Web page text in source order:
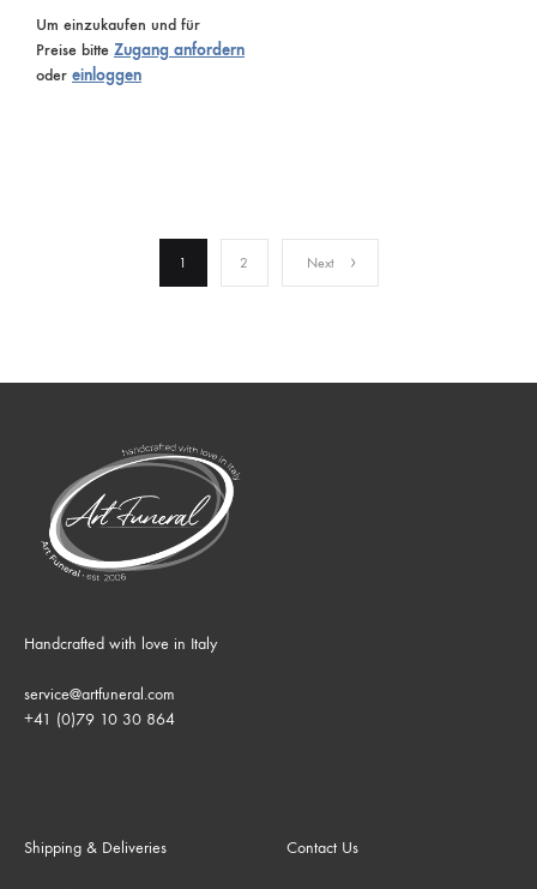
Um einzukaufen und für
Preise bitte Zugang anfordern
oder einloggen
1 2 Next
Handcrafted with love in Italy
service@artfuneral.com
+41 (0)79 10 30 864
Shipping & Deliveries Contact Us